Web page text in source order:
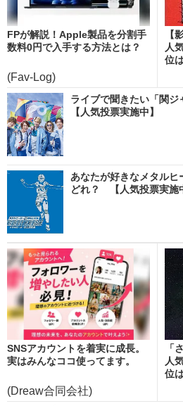
FPが解説！Apple製品を分割手
数料0円で入手する方法とは？
(Fav-Log)
【
人
位
ライブで聞きたい「関
【人気投票実施中】
あなたが好きなメタル
どれ？ 【人気投票実施
SNSアカウントを着実に成長。
実はみんなココ使ってます。
(Dreaw合同会社)
「
人
位